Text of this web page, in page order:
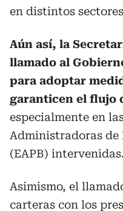
en distintos
Aún así, la
llamado al
para adoptar
garanticen el flujo
especialmente en
Administradoras de
(EAPB) intervenidas.
Asimismo, el
carteras con los